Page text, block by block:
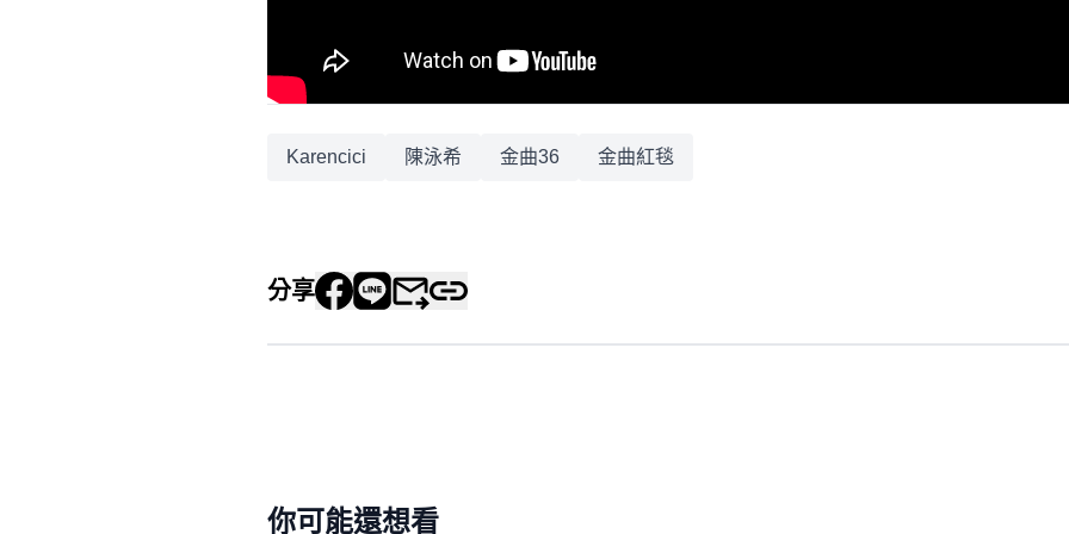
Karencici 陳泳希 金曲36 金曲紅毯
分享
你可能還想看